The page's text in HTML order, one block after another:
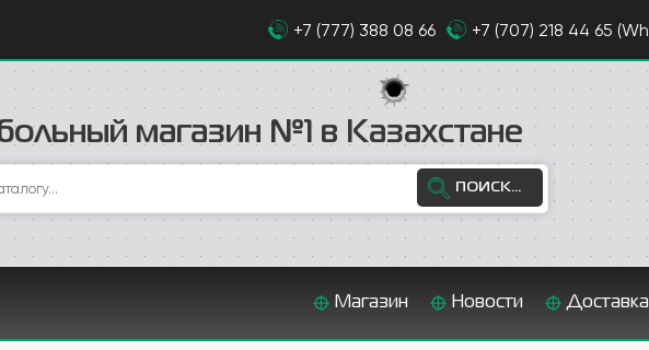
+7 (777) 388 08 66 +7 (707) 218 44 65
магазин №1 в Казахстане
ПОИСК...
Магазин Новости